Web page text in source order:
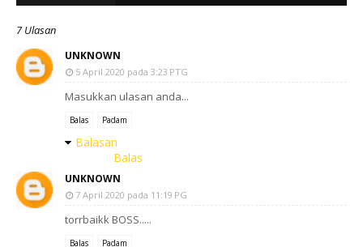
7 Ulasan
UNKNOWN
5 April 2020 pada 3:23 PTG
Masukkan ulasan anda...
Balas Padam
Balasan
Balas
UNKNOWN
7 April 2020 pada 11:19 PG
torrbaikk BOSS.....
Balas Padam